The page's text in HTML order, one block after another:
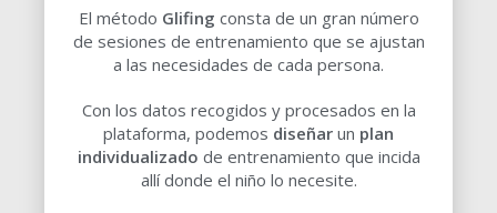
El método Glifing consta de un gran número
de sesiones de entrenamiento que se ajustan
a las necesidades de cada persona.
Con los datos recogidos y procesados en la
plataforma, podemos diseñar un plan
individualizado de entrenamiento que incida
allí donde el niño lo necesite.